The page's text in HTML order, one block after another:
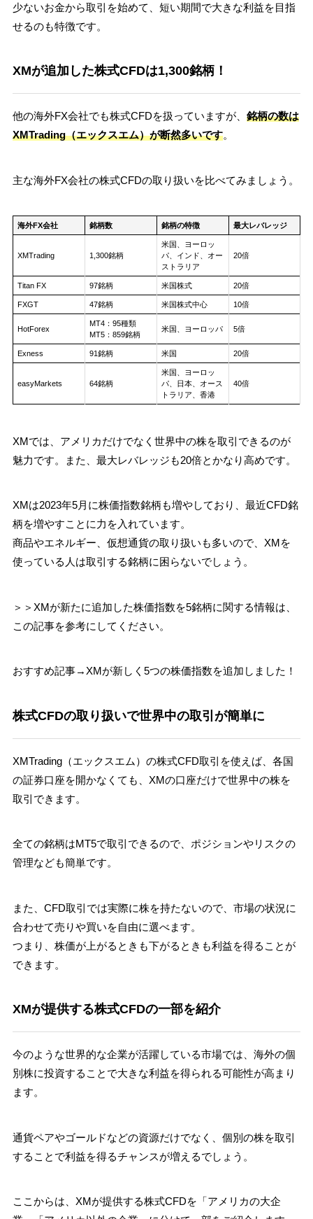
少ないお金から取引を始めて、短い期間で大きな利益を目指
せるのも特徴です。
XMが追加した株式CFDは1,300銘柄！
他の海外FX会社でも株式CFDを扱っていますが、 銘柄の数は
XMTrading（エックスエム）が断然多いです。
主な海外FX会社の株式CFDの取り扱いを比べてみましょう。
海外FX会社 銘柄数 銘柄の特徴 最大レバレッジ
XMTrading 1,300銘柄
米国、ヨーロッ
パ、インド、オー
ストラリア
20倍
Titan FX 97銘柄 米国株式 20倍
FXGT 47銘柄 米国株式中心 10倍
HotForex
MT4：95種類
MT5：859銘柄
米国、ヨーロッパ 5倍
Exness 91銘柄 米国 20倍
easyMarkets 64銘柄
米国、ヨーロッ
パ、日本、オース
トラリア、香港
40倍
XMでは、アメリカだけでなく世界中の株を取引できるのが
魅力です。また、最大レバレッジも20倍とかなり高めです。
XMは2023年5月に株価指数銘柄も増やしており、最近CFD銘
柄を増やすことに力を入れています。
商品やエネルギー、仮想通貨の取り扱いも多いので、XMを
使っている人は取引する銘柄に困らないでしょう。
＞＞XMが新たに追加した株価指数を5銘柄に関する情報は、
この記事を参考にしてください。
おすすめ記事→XMが新しく5つの株価指数を追加しました！
株式CFDの取り扱いで世界中の取引が簡単に
XMTrading（エックスエム）の株式CFD取引を使えば、各国
の証券口座を開かなくても、XMの口座だけで世界中の株を
取引できます。
全ての銘柄はMT5で取引できるので、ポジションやリスクの
管理なども簡単です。
また、CFD取引では実際に株を持たないので、市場の状況に
合わせて売りや買いを自由に選べます。
つまり、株価が上がるときも下がるときも利益を得ることが
できます。
XMが提供する株式CFDの一部を紹介
今のような世界的な企業が活躍している市場では、海外の個
別株に投資することで大きな利益を得られる可能性が高まり
ます。
通貨ペアやゴールドなどの資源だけでなく、個別の株を取引
することで利益を得るチャンスが増えるでしょう。
ここからは、XMが提供する株式CFDを「アメリカの大企